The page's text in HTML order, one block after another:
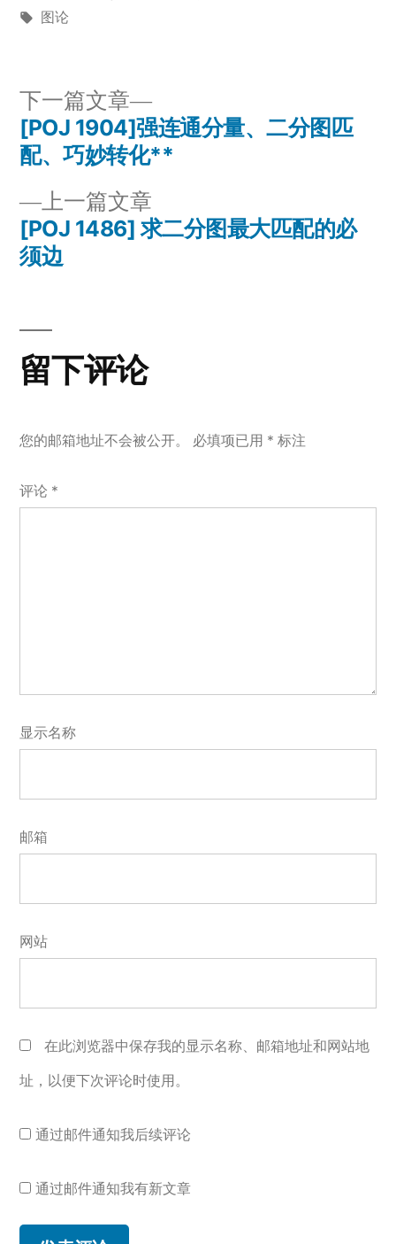
布
标
图论
文
导
航
上一篇文章
一
[POJ 1486] 求二分图最大匹配的必
须边
下一篇文章
下
一
篇
[POJ 1904]强连通分量、二分图匹
配、巧妙转化**
留下评论
您的邮箱地址不会被公开。 必填项已用 * 标注
评论 *
显示名称
邮箱
网站
在此浏览器中保存我的显示名称、邮箱地址和网站地
址，以便下次评论时使用。
通过邮件通知我后续评论
通过邮件通知我有新文章